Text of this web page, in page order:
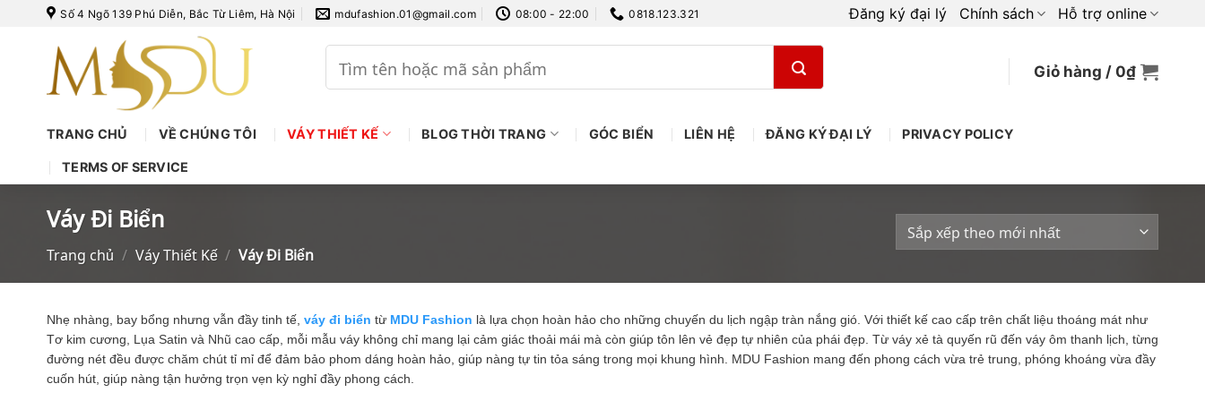
Số 4 Ngõ 139 Phú Diễn, Bắc Từ Liêm, Hà Nội mdufashion.01@gmail.com 08:00 - 22:00 0818.123.321 Đăng ký đại lý Chính sách Hỗ trợ online
Tìm
kiếm:
Giỏ hàng / 0₫
TRANG CHỦ VỀ CHÚNG TÔI VÁY THIẾT KẾ BLOG THỜI TRANG GÓC BIỂN LIÊN HỆ ĐĂNG KÝ ĐẠI LÝ PRIVACY POLICY
TERMS OF SERVICE
Váy Đi Biển
Trang chủ / Váy Thiết Kế / Váy Đi Biển
Nhẹ nhàng, bay bổng nhưng vẫn đầy tinh tế, váy đi biển từ MDU Fashion là lựa chọn hoàn hảo cho những chuyến du lịch ngập tràn nắng gió. Với thiết kế cao cấp trên chất liệu thoáng mát như
Tơ kim cương, Lụa Satin và Nhũ cao cấp, mỗi mẫu váy không chỉ mang lại cảm giác thoải mái mà còn giúp tôn lên vẻ đẹp tự nhiên của phái đẹp. Từ váy xẻ tà quyến rũ đến váy ôm thanh lịch, từng
đường nét đều được chăm chút tỉ mỉ để đảm bảo phom dáng hoàn hảo, giúp nàng tự tin tỏa sáng trong mọi khung hình. MDU Fashion mang đến phong cách vừa trẻ trung, phóng khoáng vừa đầy
cuốn hút, giúp nàng tận hưởng trọn vẹn kỳ nghỉ đầy phong cách.